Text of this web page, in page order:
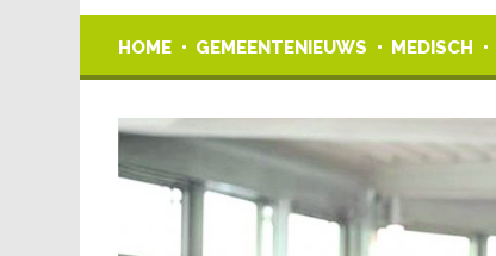
HOME GEMEENTENIEUWS MEDISCH